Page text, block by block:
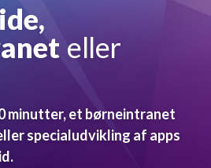
eller
minutter, et børneintranet
specialudvikling af apps